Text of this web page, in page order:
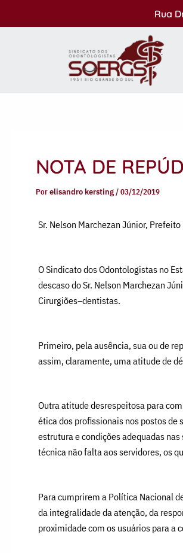
Rua
NOTA DE
Porelisandro kersting/03/12/2019
Sr. Nelson Marchezan Júnior,
O Sindicato dos Odontologistas no
descaso do Sr. Nelson Marchezan
Cirurgiões–dentistas.
Primeiro, pela ausência, sua ou de
assim, claramente, uma atitude de
Outra atitude desrespeitosa para
ética dos profissionais nos postos de
estrutura e condições adequadas
técnica não falta aos servidores, os
Para cumprirem a Política Nacional
da integralidade da atenção, da
proximidade com os usuários para a